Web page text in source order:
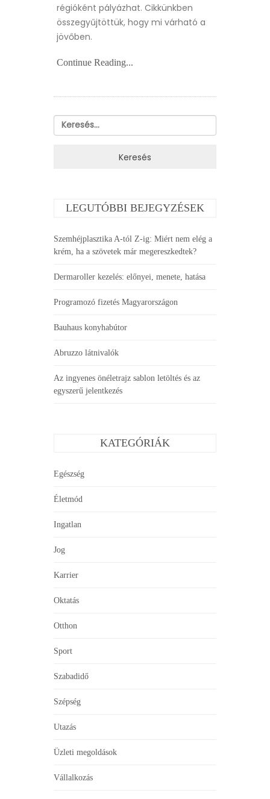
régióként pályázhat. Cikkünkben
összegyűjtöttük, hogy mi várható a
jövőben.
Continue Reading...
Keresés:
LEGUTÓBBI BEJEGYZÉSEK
Szemhéjplasztika A-tól Z-ig: Miért nem elég a
krém, ha a szövetek már megereszkedtek?
Dermaroller kezelés: előnyei, menete, hatása
Programozó fizetés Magyarországon
Bauhaus konyhabútor
Abruzzo látnivalók
Az ingyenes önéletrajz sablon letöltés és az
egyszerű jelentkezés
KATEGÓRIÁK
Egészség
Életmód
Ingatlan
Jog
Karrier
Oktatás
Otthon
Sport
Szabadidő
Szépség
Utazás
Üzleti megoldások
Vállalkozás